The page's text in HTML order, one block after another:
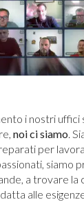
i nostri uffici
noi ci siamo.
per
siamo
a trovare la
alle